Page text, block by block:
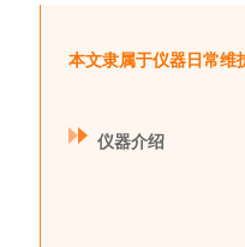
本文隶属于仪器日常维
仪器介绍